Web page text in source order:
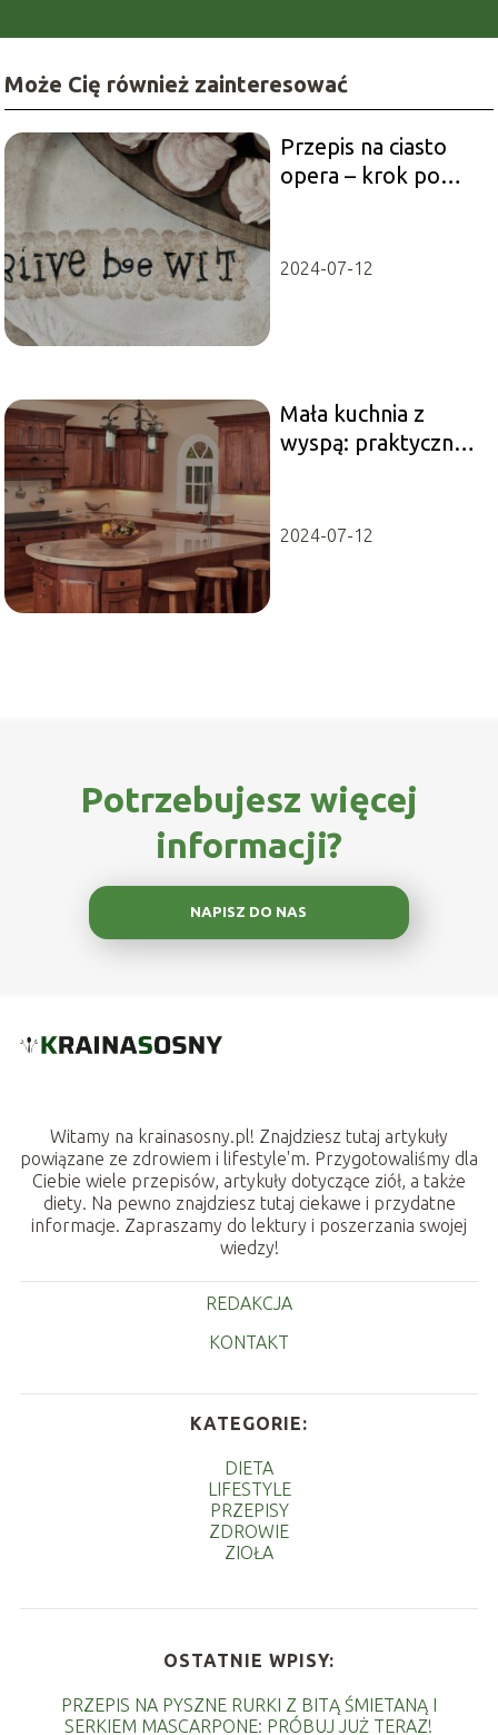
Może Cię również zainteresować
Przepis na ciasto
opera – krok po
kompozycja
2024-07-12
Mała kuchnia z
wyspą: praktyczne
wykorzystania
2024-07-12
Potrzebujesz więcej
informacji?
NAPISZ DO NAS
Witamy na krainasosny.pl! Znajdziesz tutaj artykuły
powiązane ze zdrowiem i lifestyle'm. Przygotowaliśmy dla
Ciebie wiele przepisów, artykuły dotyczące ziół, a także
diety. Na pewno znajdziesz tutaj ciekawe i przydatne
informacje. Zapraszamy do lektury i poszerzania swojej
wiedzy!
REDAKCJA
KONTAKT
KATEGORIE:
DIETA
LIFESTYLE
PRZEPISY
ZDROWIE
ZIOŁA
OSTATNIE WPISY:
PRZEPIS NA PYSZNE RURKI Z BITĄ ŚMIETANĄ I
SERKIEM MASCARPONE: PRÓBUJ JUŻ TERAZ!